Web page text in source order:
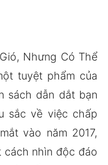
Nhưng Có Thể
tuyệt phẩm của
sách dẫn dắt bạn
sắc về việc chấp
vào năm 2017,
cách nhìn độc đáo